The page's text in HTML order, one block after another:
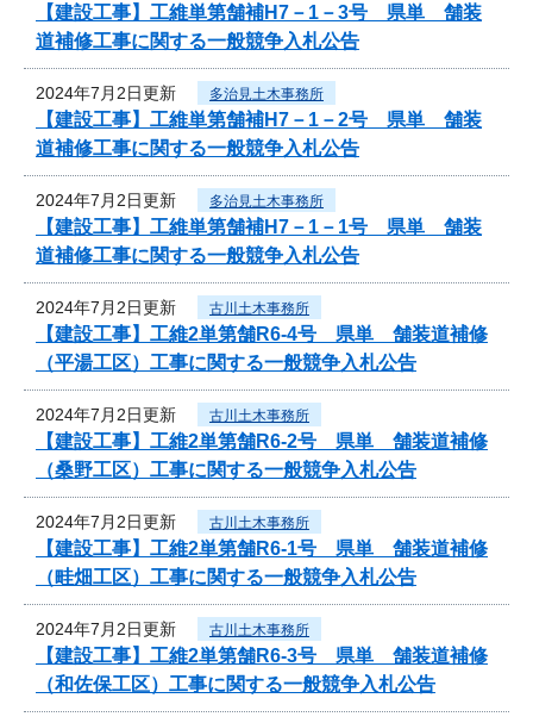
【建設工事】工維単第舗補H7－1－3号 県単 舗装
道補修工事に関する一般競争入札公告
2024年7月2日更新 多治見土木事務所
【建設工事】工維単第舗補H7－1－2号 県単 舗装
道補修工事に関する一般競争入札公告
2024年7月2日更新 多治見土木事務所
【建設工事】工維単第舗補H7－1－1号 県単 舗装
道補修工事に関する一般競争入札公告
2024年7月2日更新 古川土木事務所
【建設工事】工維2単第舗R6-4号 県単 舗装道補修
（平湯工区）工事に関する一般競争入札公告
2024年7月2日更新 古川土木事務所
【建設工事】工維2単第舗R6-2号 県単 舗装道補修
（桑野工区）工事に関する一般競争入札公告
2024年7月2日更新 古川土木事務所
【建設工事】工維2単第舗R6-1号 県単 舗装道補修
（畦畑工区）工事に関する一般競争入札公告
2024年7月2日更新 古川土木事務所
【建設工事】工維2単第舗R6-3号 県単 舗装道補修
（和佐保工区）工事に関する一般競争入札公告